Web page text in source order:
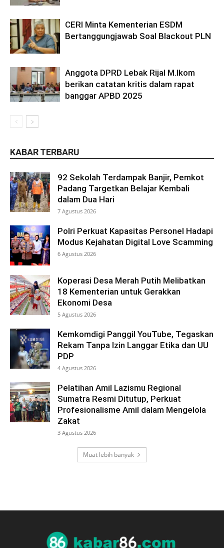
CERI Minta Kementerian ESDM
Bertanggungjawab Soal Blackout PLN
Anggota DPRD Lebak Rijal M.Ikom
berikan catatan kritis dalam rapat
banggar APBD 2025
KABAR TERBARU
92 Sekolah Terdampak Banjir, Pemkot
Padang Targetkan Belajar Kembali
dalam Dua Hari
7 Agustus 2026
Polri Perkuat Kapasitas Personel Hadapi
Modus Kejahatan Digital Love Scamming
6 Agustus 2026
Koperasi Desa Merah Putih Melibatkan
18 Kementerian untuk Gerakkan
Ekonomi Desa
5 Agustus 2026
Kemkomdigi Panggil YouTube, Tegaskan
Rekam Tanpa Izin Langgar Etika dan UU
PDP
4 Agustus 2026
Pelatihan Amil Lazismu Regional
Sumatra Resmi Ditutup, Perkuat
Profesionalisme Amil dalam Mengelola
Zakat
3 Agustus 2026
Muat lebih banyak